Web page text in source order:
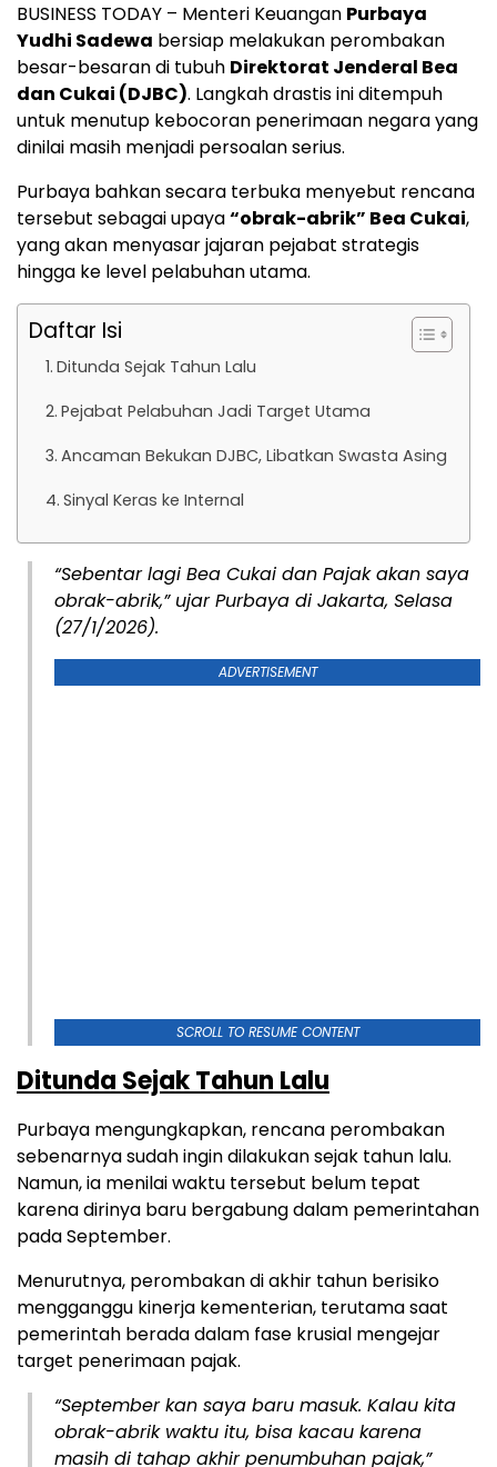
BUSINESS TODAY – Menteri Keuangan Purbaya
Yudhi Sadewa bersiap melakukan perombakan
besar-besaran di tubuh Direktorat Jenderal Bea
dan Cukai (DJBC). Langkah drastis ini ditempuh
untuk menutup kebocoran penerimaan negara yang
dinilai masih menjadi persoalan serius.
Purbaya bahkan secara terbuka menyebut rencana
tersebut sebagai upaya“obrak-abrik” Bea Cukai,
yang akan menyasar jajaran pejabat strategis
hingga ke level pelabuhan utama.
Daftar Isi
Ditunda Sejak Tahun Lalu
Pejabat Pelabuhan Jadi Target Utama
Ancaman Bekukan DJBC, Libatkan Swasta Asing
Sinyal Keras ke Internal
“Sebentar lagi Bea Cukai dan Pajak akan saya
obrak-abrik,” ujar Purbaya di Jakarta, Selasa
(27/1/2026).
ADVERTISEMENT
SCROLL TO RESUME CONTENT
Ditunda Sejak Tahun Lalu
Purbaya mengungkapkan, rencana perombakan
sebenarnya sudah ingin dilakukan sejak tahun lalu.
Namun, ia menilai waktu tersebut belum tepat
karena dirinya baru bergabung dalam pemerintahan
pada September.
Menurutnya, perombakan di akhir tahun berisiko
mengganggu kinerja kementerian, terutama saat
pemerintah berada dalam fase krusial mengejar
target penerimaan pajak.
“September kan saya baru masuk. Kalau kita
obrak-abrik waktu itu, bisa kacau karena
masih di tahap akhir penumbuhan pajak,”